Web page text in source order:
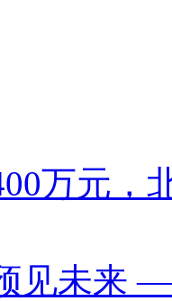
万元，
见未来